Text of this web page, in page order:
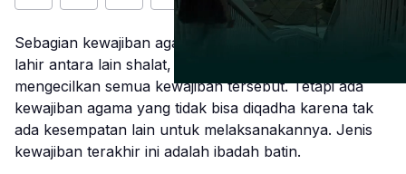
Sebagian kewajiban agama dapat diqadha yaitu ibadah
lahir antara lain shalat, puasa, zakat, haji tanpa
mengecilkan semua kewajiban tersebut. Tetapi ada
kewajiban agama yang tidak bisa diqadha karena tak
ada kesempatan lain untuk melaksanakannya. Jenis
kewajiban terakhir ini adalah ibadah batin.
Mute